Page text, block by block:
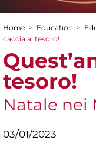
You are here
Home > Education >
caccia al tesoro!
tesoro!
Natale nei
03/01/2023